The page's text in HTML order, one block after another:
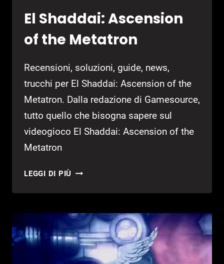
METATRON
IN
SU
NINTENDO
El Shaddai: Ascension
of the Metatron
Recensioni, soluzioni, guide, news,
trucchi per El Shaddai: Ascension of the
Metatron. Dalla redazione di Gamesource,
tutto quello che bisogna sapere sul
videogioco El Shaddai: Ascension of the
Metatron
LEGGI DI PIÙ EL
THE
METATRON